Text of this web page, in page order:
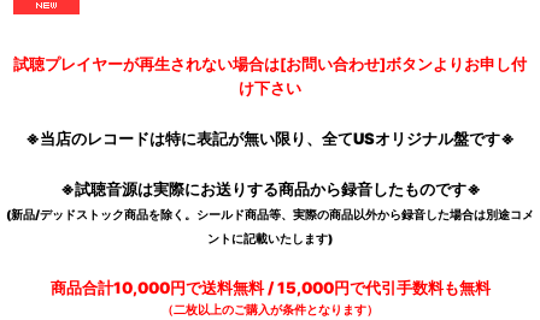
試聴プレイヤーが再生されない場合は[お問い合わせ]ボタンよりお申し付
け下さい
※当店のレコードは特に表記が無い限り、全てUSオリジナル盤です※
※試聴音源は実際にお送りする商品から録音したものです※
(新品/デッドストック商品を除く。シールド商品等、実際の商品以外から録音した場合は別途コメ
ントに記載いたします)
商品合計10,000円で送料無料 / 15,000円で代引手数料も無料
（二枚以上のご購入が条件となります）